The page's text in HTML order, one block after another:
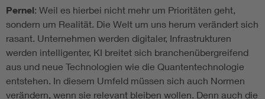
Pernel: Weil es hierbei nicht mehr um Prioritäten geht,
sondern um Realität. Die Welt um uns herum verändert sich
rasant. Unternehmen werden digitaler, Infrastrukturen
werden intelligenter, KI breitet sich branchenübergreifend
aus und neue Technologien wie die Quantentechnologie
entstehen. In diesem Umfeld müssen sich auch Normen
verändern, wenn sie relevant bleiben wollen. Denn auch die